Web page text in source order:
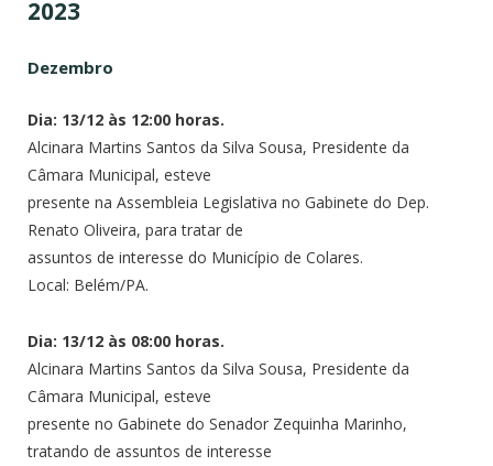
2023
Dezembro
Dia: 13/12 às 12:00 horas.
Alcinara Martins Santos da Silva Sousa, Presidente da
Câmara Municipal, esteve
presente na Assembleia Legislativa no Gabinete do Dep.
Renato Oliveira, para tratar de
assuntos de interesse do Município de Colares.
Local: Belém/PA.
Dia: 13/12 às 08:00 horas.
Alcinara Martins Santos da Silva Sousa, Presidente da
Câmara Municipal, esteve
presente no Gabinete do Senador Zequinha Marinho,
tratando de assuntos de interesse